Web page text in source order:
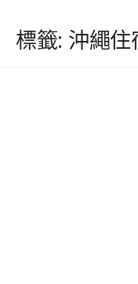
標籤: 沖繩住